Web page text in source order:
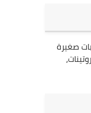
صغيرة